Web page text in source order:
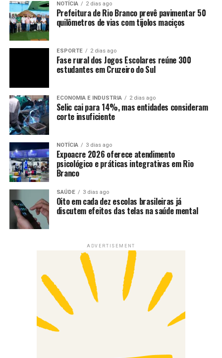
NOTÍCIA 2 dias ago
Prefeitura de Rio Branco prevê pavimentar 50
quilômetros de vias com tijolos maciços
ESPORTE 2 dias ago
Fase rural dos Jogos Escolares reúne 300
estudantes em Cruzeiro do Sul
ECONOMIA E INDUSTRIA 2 dias ago
Selic cai para 14%, mas entidades consideram
corte insuficiente
NOTÍCIA 3 dias ago
Expoacre 2026 oferece atendimento
psicológico e práticas integrativas em Rio
Branco
SAÚDE 3 dias ago
Oito em cada dez escolas brasileiras já
discutem efeitos das telas na saúde mental
ADVERTISEMENT